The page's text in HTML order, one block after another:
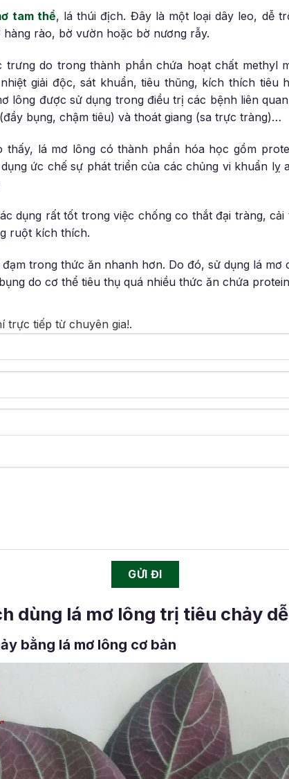
tam thể, lá thúi địch. Đây là một loại dây leo, dễ
rào, bờ vườn hoặc bờ nương rẫy.
trưng do trong thành phần chứa hoạt chất methyl
giải độc, sát khuẩn, tiêu thũng, kích thích tiêu
lông được sử dụng trong điều trị các bệnh liên
bụng, chậm tiêu) và thoát giang (sa trực tràng)…
thấy, lá mơ lông có thành phần hóa học gồm
ức chế sự phát triển của các chủng vi khuẩn lỵ
dụng rất tốt trong việc chống co thắt đại tràng,
ruột kích thích.
trong thức ăn nhanh hơn. Do đó, sử dụng lá mơ
do cơ thể tiêu thụ quá nhiều thức ăn chứa
trực tiếp từ chuyên gia!.
dùng lá mơ lông trị tiêu chảy
bằng lá mơ lông cơ bản